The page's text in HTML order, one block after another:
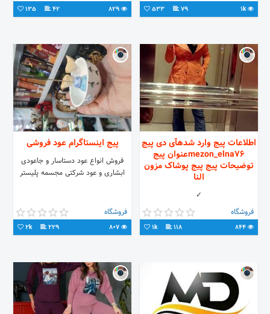
1k
79
533
و ۲۷
42
135
اطلاعات پیج وارد شدهآی دی پیج
mezon_elna76عنوان پیج
توضیحات پیج پیج پوشاک مزون
النا
✓
فروشگاه
118
1k
پیج اینستاگرام عود فروشی
فروش انواع عود دستاسار و جاعودی
ابشاری و عود شرکتی مجسمه پلیستر
فروشگاه
229
2k